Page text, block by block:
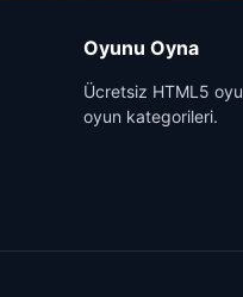
Oyunu Oyna
Ücretsiz HTML5
oyun kategorileri.